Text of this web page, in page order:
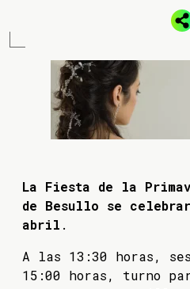
La Fiesta de la
de Besullo se
abril .
A las 13:30 horas,
15:00 horas, turno